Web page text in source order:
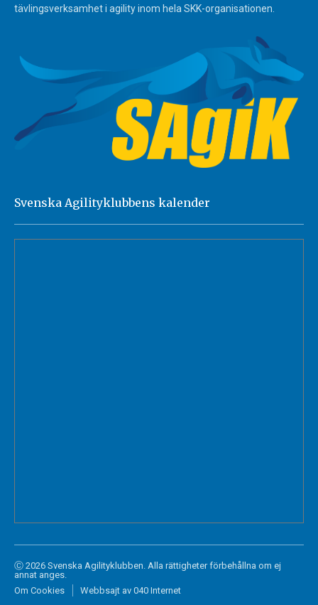
tävlingsverksamhet i agility inom hela SKK-organisationen.
Svenska Agilityklubbens kalender
Ⓒ 2026 Svenska Agilityklubben. Alla rättigheter förbehållna om ej
annat anges.
Om Cookies
Webbsajt av 040 Internet